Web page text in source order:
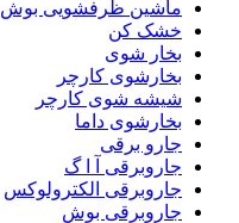
ماشین ظرفشویی بوش
خشک کن
بخار شوی
بخارشوی کارچر
شیشه شوی کارچر
بخارشوی داما
جارو برقی
جاروبرقی آ ا گ
جاروبرقی الکترولوکس
جاروبرقی بوش